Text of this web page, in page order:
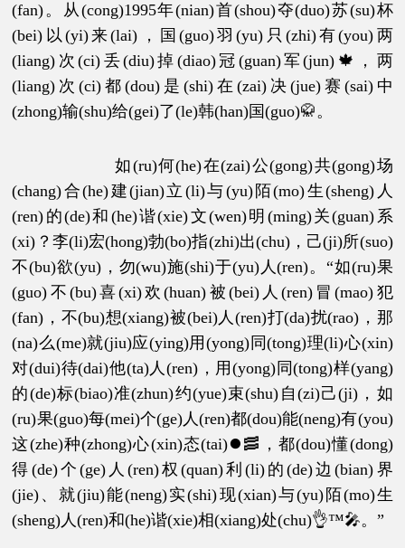
(fan)。从(cong)1995年(nian)首(shou)夺(duo)苏(su)杯
(bei)以(yi)来(lai)，国(guo)羽(yu)只(zhi)有(you)两
(liang)次(ci)丢(diu)掉(diao)冠(guan)军(jun)🍁，两
(liang)次(ci)都(dou)是(shi)在(zai)决(jue)赛(sai)中
(zhong)输(shu)给(gei)了(le)韩(han)国(guo)🥋。
如(ru)何(he)在(zai)公(gong)共(gong)场
(chang)合(he)建(jian)立(li)与(yu)陌(mo)生(sheng)人
(ren)的(de)和(he)谐(xie)文(wen)明(ming)关(guan)系
(xi)？李(li)宏(hong)勃(bo)指(zhi)出(chu)，己(ji)所(suo)
不(bu)欲(yu)，勿(wu)施(shi)于(yu)人(ren)。“如(ru)果
(guo)不(bu)喜(xi)欢(huan)被(bei)人(ren)冒(mao)犯
(fan)，不(bu)想(xiang)被(bei)人(ren)打(da)扰(rao)，那
(na)么(me)就(jiu)应(ying)用(yong)同(tong)理(li)心(xin)
对(dui)待(dai)他(ta)人(ren)，用(yong)同(tong)样(yang)
的(de)标(biao)准(zhun)约(yue)束(shu)自(zi)己(ji)，如
(ru)果(guo)每(mei)个(ge)人(ren)都(dou)能(neng)有(you)
这(zhe)种(zhong)心(xin)态(tai)⏺🥓，都(dou)懂(dong)
得(de)个(ge)人(ren)权(quan)利(li)的(de)边(bian)界
(jie)、就(jiu)能(neng)实(shi)现(xian)与(yu)陌(mo)生
(sheng)人(ren)和(he)谐(xie)相(xiang)处(chu)👌™🎤。”